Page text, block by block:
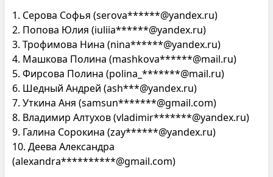
1. Серова Софья (serova******@yandex.ru)
2. Попова Юлия (iuliia******@yandex.ru)
3. Трофимова Нина (nina******@yandex.ru)
4. Машкова Полина (mashkova******@mail.ru)
5. Фирсова Полина (polina_*******@mail.ru)
6. Шедный Андрей (ash***@yandex.ru)
7. Уткина Аня (samsun*******@gmail.com)
8. Владимир Алтухов (vladimir*******@yandex.ru)
9. Галина Сорокина (zay******@yandex.ru)
10. Деева Александра
(alexandra**********@gmail.com)